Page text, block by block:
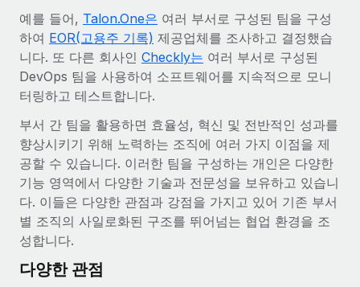
인프라
Remote 통합
HR을 워크플로에 매끄럽게 통합
플랫폼
팀을 위한 통합된 핵심 HR 기능
연결
새로운
MCP를 사용하여 모든 AI 도구를 Remote에 연결 가능
통합
핵심 비즈니스 도구로 프로세스를 간소화
성장하는 기업을 위한 민첩한 글로벌 HR 및 급여 솔루션
중견기업
맞춤형 HR 솔루션으로 팀 확장
대기업을 위한 글로벌 HR
REMOTE 파트너 되기
전략적 기술 파트너
플랫폼에 글로벌 HR을 유연하게 통합
파트너 되기
Remote와의 파트너십 기회 탐색
REMOTE와 함께 배우기
리서치 및 가이드
사례 연구
체크리스트 및 템플릿
직무 설명 라이브러리
웨비나
이벤트
뉴스룸
Deutsch
Español
Italiano
Português (Portugal)
日本語
한국어
中文（简体）
예를 들어, Talon.One은 여러 부서로 구성된 팀을 구성
하여 EOR(고용주 기록) 제공업체를 조사하고 결정했습
니다. 또 다른 회사인 Checkly는 여러 부서로 구성된
DevOps 팀을 사용하여 소프트웨어를 지속적으로 모니
터링하고 테스트합니다.
부서 간 팀을 활용하면 효율성, 혁신 및 전반적인 성과를
향상시키기 위해 노력하는 조직에 여러 가지 이점을 제
공할 수 있습니다. 이러한 팀을 구성하는 개인은 다양한
기능 영역에서 다양한 기술과 전문성을 보유하고 있습니
다. 이들은 다양한 관점과 강점을 가지고 있어 기존 부서
별 조직의 사일로화된 구조를 뛰어넘는 협업 환경을 조
성합니다.
다양한 관점